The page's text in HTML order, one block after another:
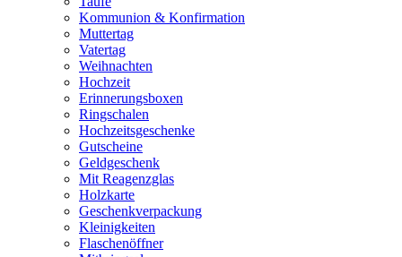
Kommunion & Konfirmation
Muttertag
Vatertag
Weihnachten
Hochzeit
Erinnerungsboxen
Ringschalen
Hochzeitsgeschenke
Gutscheine
Geldgeschenk
Mit Reagenzglas
Holzkarte
Geschenkverpackung
Kleinigkeiten
Flaschenöffner